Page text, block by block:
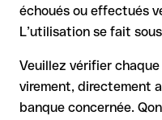
avant un virement (via un
directement auprès du
précaution est
élevés ou de nouvelles
échoués ou effectués
L’utilisation se fait
Veuillez vérifier
virement, directement
banque concernée.